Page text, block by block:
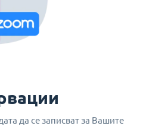
да се записват за Вашите